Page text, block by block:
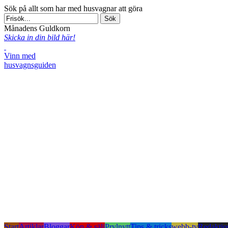
Sök på allt som har med husvagnar att göra
Månadens Guldkorn
Skicka in din bild här!
Vinn med
husvagnsguiden